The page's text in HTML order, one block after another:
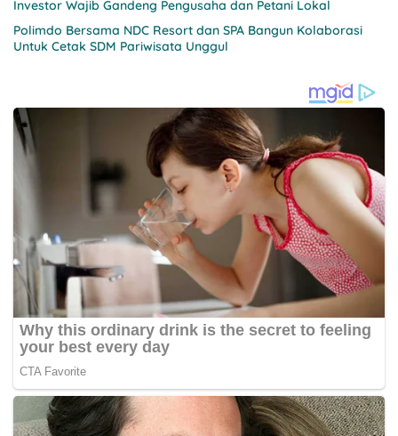
Investor Wajib Gandeng Pengusaha dan Petani Lokal
Polimdo Bersama NDC Resort dan SPA Bangun Kolaborasi
Untuk Cetak SDM Pariwisata Unggul